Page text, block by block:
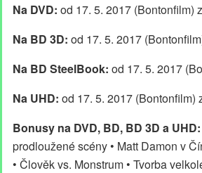
Na DVD: od 17. 5. 2017 (Bontonfilm)
Na BD 3D: od 17. 5. 2017
Na BD SteelBook: od 17. 5. 2017
Na UHD: od 17. 5. 2017 (Bontonfilm)
Bonusy na DVD, BD, BD 3D a UHD:
prodloužené scény • Matt Damon v
• Člověk vs. Monstrum • Tvorba